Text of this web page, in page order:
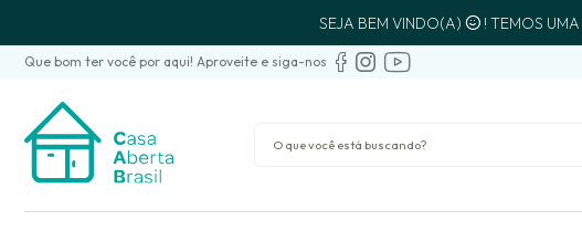
SEJA BEM VINDO(A) ! TEMOS UMA
Que bom ter você por aqui! Aproveite e siga-nos